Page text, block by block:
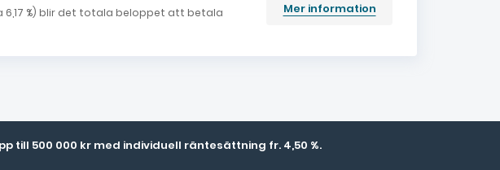
Mer information
6,17 %) blir det totala beloppet att betala
500 000 kr med individuell räntesättning fr. 4,50 %.